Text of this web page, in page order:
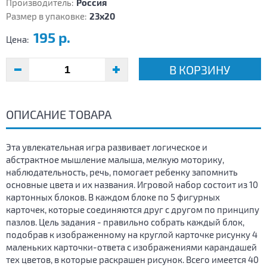
Производитель: Россия
Размер в упаковке: 23х20
Цена: 195 р.
В КОРЗИНУ
ОПИСАНИЕ ТОВАРА
Эта увлекательная игра развивает логическое и
абстрактное мышление малыша, мелкую моторику,
наблюдательность, речь, помогает ребенку запомнить
основные цвета и их названия. Игровой набор состоит из 10
картонных блоков. В каждом блоке по 5 фигурных
карточек, которые соединяются друг с другом по принципу
пазлов. Цель задания - правильно собрать каждый блок,
подобрав к изображенному на круглой карточке рисунку 4
маленьких карточки-ответа с изображениями карандашей
тех цветов, в которые раскрашен рисунок. Всего имеется 40